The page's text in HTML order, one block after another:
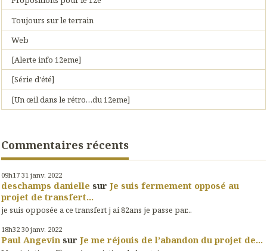
Toujours sur le terrain
Web
[Alerte info 12eme]
[Série d'été]
[Un œil dans le rétro…du 12eme]
Commentaires récents
09h17 31 janv. 2022
deschamps danielle sur Je suis fermement opposé au
projet de transfert...
je suis opposée a ce transfert j ai 82ans je passe par...
18h32 30 janv. 2022
Paul Angevin sur Je me réjouis de l’abandon du projet de...